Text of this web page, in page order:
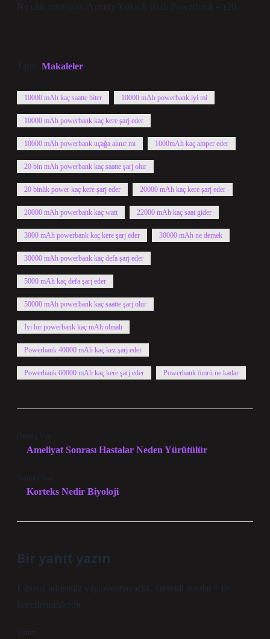
Ne elde edersiniz: Anvery Yüksek Hızlı Powerbank – (20.
Tarih: Makaleler
10000 mAh kaç saatte biter 10000 mAh powerbank iyi mi
10000 mAh powerbank kaç kere şarj eder
10000 mAh powerbank uçağa alınır mı 1000mAh kaç amper eder
20 bin mAh powerbank kaç saatte şarj olur
20 binlik power kaç kere şarj eder 20000 mAh kaç kere şarj eder
20000 mAh powerbank kaç watt 22000 mAh kaç saat gider
3000 mAh powerbank kaç kere şarj eder 30000 mAh ne demek
30000 mAh powerbank kaç defa şarj eder
5000 mAh kaç defa şarj eder
50000 mAh powerbank kaç saatte şarj olur
İyi bir powerbank kaç mAh olmalı
Powerbank 40000 mAh kaç kez şarj eder
Powerbank 60000 mAh kaç kere şarj eder Powerbank ömrü ne kadar
Önceki Yazı
Ameliyat Sonrası Hastalar Neden Yürütülür
Sonraki Yazı
Korteks Nedir Biyoloji
Bir yanıt yazın
E-posta adresiniz yayınlanmayacak. Gerekli alanlar
ile
işaretlenmişlerdir
Yorum